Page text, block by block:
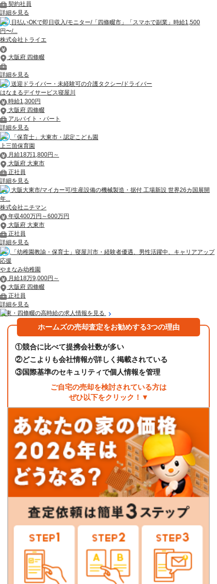
契約社員
詳細を見る
日払いOKで即日収入/モニター/「四條畷市」「スマホで副業」時給1,500
円〜/...
株式会社トライエ
大阪府 四條畷
詳細を見る
送迎ドライバー・未経験可の介護タクシー/ドライバー
はなまるデイサービス寝屋川
時給1,300円
大阪府 四條畷
アルバイト・パート
詳細を見る
「保育士」大東市・認定こども園
上三箇保育園
月給18万1,800円～
大阪府 大東市
正社員
詳細を見る
大阪大東市/マイカー可/生産設備の機械製造・据付 工場新設 世界26カ国展開
年...
株式会社ニチマン
年収400万円～600万円
大阪府 大東市
正社員
詳細を見る
「幼稚園教諭・保育士」寝屋川市・経験者優遇、男性活躍中、キャリアアップ
応援
やまなみ幼稚園
月給18万9,000円～
大阪府 四條畷
正社員
詳細を見る
大東・四條畷の高時給の求人情報を見る
ホームズの売却査定をお勧めする3つの理由
①競合に比べて提携会社数が多い
②どこよりも会社情報が詳しく掲載されている
③国際基準のセキュリティで個人情報を管理
ご自宅の売却を検討されている方は
ぜひ以下をクリック！▼